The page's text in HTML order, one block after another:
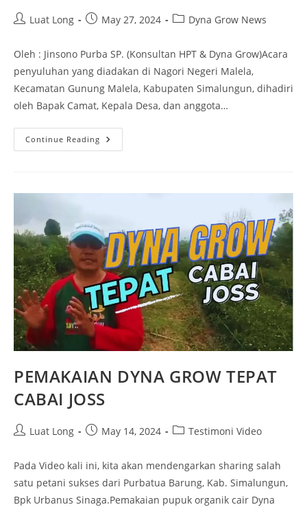
Luat Long May 27, 2024 Dyna Grow News
Oleh : Jinsono Purba SP. (Konsultan HPT & Dyna Grow)Acara
penyuluhan yang diadakan di Nagori Negeri Malela,
Kecamatan Gunung Malela, Kabupaten Simalungun, dihadiri
oleh Bapak Camat, Kepala Desa, dan anggota…
Continue Reading
PEMAKAIAN DYNA GROW TEPAT
CABAI JOSS
Luat Long May 14, 2024 Testimoni Video
Pada Video kali ini, kita akan mendengarkan sharing salah
satu petani sukses dari Purbatua Barung, Kab. Simalungun,
Bpk Urbanus Sinaga.Pemakaian pupuk organik cair Dyna